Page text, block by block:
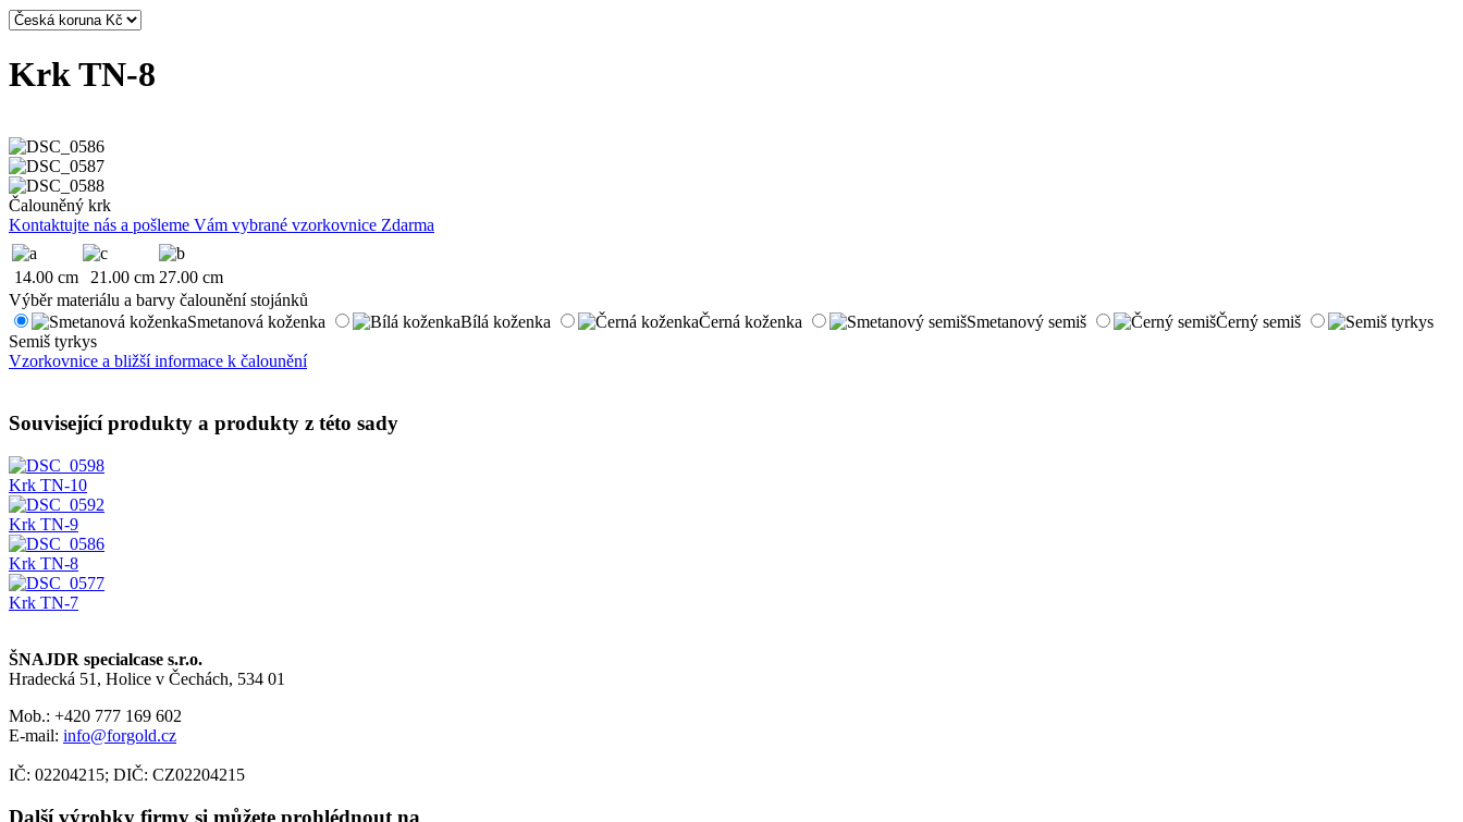
Krk TN-8
Čalouněný krk
Kontaktujte nás a pošleme Vám vybrané vzorkovnice Zdarma
14.00 cm 21.00 cm 27.00 cm
Výběr materiálu a barvy čalounění stojánků
Smetanová koženka
Bílá koženka Černá koženka Smetanový semiš
Černý semiš
Semiš tyrkys
Vzorkovnice a bližší informace k čalounění
Související produkty a produkty z této sady
Krk TN-10
Krk TN-9
Krk TN-8
Krk TN-7
ŠNAJDR specialcase s.r.o.
Hradecká 51, Holice v Čechách, 534 01
Mob.: +420 777 169 602
E-mail: info@forgold.cz
IČ: 02204215; DIČ: CZ02204215
Další výrobky firmy si můžete prohlédnout na